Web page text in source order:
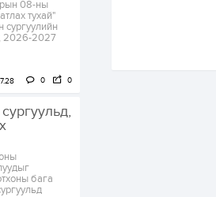
08-ны
тухай"
сургуулийн
2026-2027
0 0
бага